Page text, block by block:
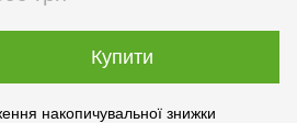
Купити
накопичувальної знижки